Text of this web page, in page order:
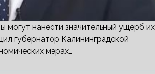
нанести значительный ущерб их
губернатор Калининградской
мерах…